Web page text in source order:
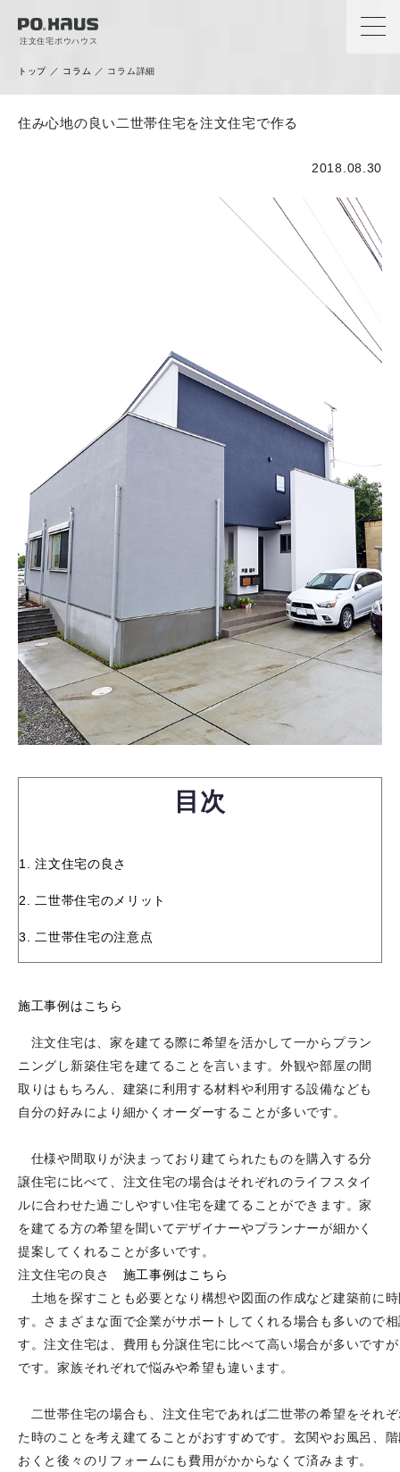
注文住宅ポウハウス
トップ ／ コラム ／ コラム詳細
Column
住み心地の良い二世帯住宅を注文住宅で作る
2018.08.30
目次
1. 注文住宅の良さ
2. 二世帯住宅のメリット
3. 二世帯住宅の注意点
施工事例はこちら
注文住宅は、家を建てる際に希望を活かして一からプラン
ニングし新築住宅を建てることを言います。外観や部屋の間
取りはもちろん、建築に利用する材料や利用する設備なども
自分の好みにより細かくオーダーすることが多いです。
仕様や間取りが決まっており建てられたものを購入する分
譲住宅に比べて、注文住宅の場合はそれぞれのライフスタイ
ルに合わせた過ごしやすい住宅を建てることができます。家
を建てる方の希望を聞いてデザイナーやプランナーが細かく
提案してくれることが多いです。
注文住宅の良さ
施工事例はこちら
土地を探すことも必要となり構想や図面の作成など建築前に
す。さまざまな面で企業がサポートしてくれる場合も多いので
す。注文住宅は、費用も分譲住宅に比べて高い場合が多いです
です。家族それぞれで悩みや希望も違います。
二世帯住宅の場合も、注文住宅であれば二世帯の希望をそれ
た時のことを考え建てることがおすすめです。玄関やお風呂、
おくと後々のリフォームにも費用がかからなくて済みます。